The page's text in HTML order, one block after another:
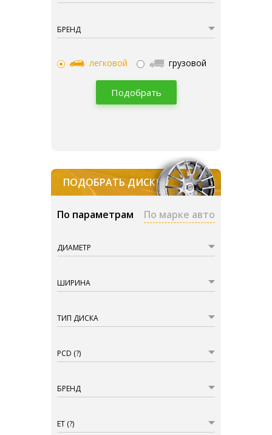
БРЕНД
легковой грузовой
Подобрать
ПОДОБРАТЬ ДИСКИ
По параметрам По марке авто
ДИАМЕТР
ШИРИНА
ТИП ДИСКА
PCD (?)
БРЕНД
ET (?)